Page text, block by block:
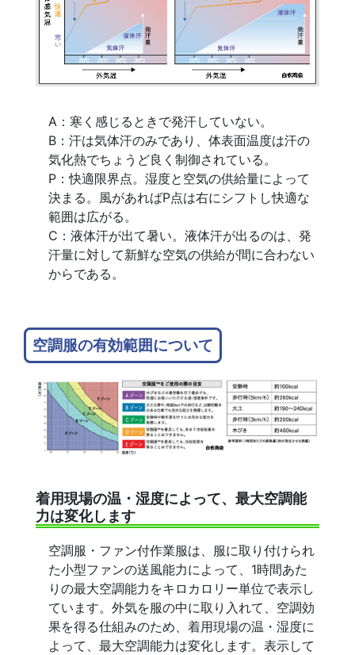
A：寒く感じるときで発汗していない。
B：汗は気体汗のみであり、体表面温度は汗の
気化熱でちょうど良く制御されている。
P：快適限界点。湿度と空気の供給量によって
決まる。風があればP点は右にシフトし快適な
範囲は広がる。
C：液体汗が出て暑い。液体汗が出るのは、発
汗量に対して新鮮な空気の供給が間に合わない
からである。
空調服の有効範囲について
着用現場の温・湿度によって、最大空調能
力は変化します
空調服・ファン付作業服は、服に取り付けられ
た小型ファンの送風能力によって、1時間あた
りの最大空調能力をキロカロリー単位で表示し
ています。外気を服の中に取り入れて、空調効
果を得る仕組みのため、着用現場の温・湿度に
よって、最大空調能力は変化します。表示して